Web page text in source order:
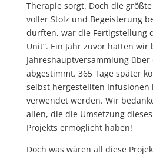
Therapie sorgt. Doch die
voller Stolz und Begeisterung
durften, war die Fertigstellung
Unit“. Ein Jahr zuvor hatten wir
Jahreshauptversammlung über
abgestimmt. 365 Tage später
selbst hergestellten Infusionen
verwendet werden. Wir
allen, die die Umsetzung
Projekts ermöglicht haben!
Doch was wären all diese